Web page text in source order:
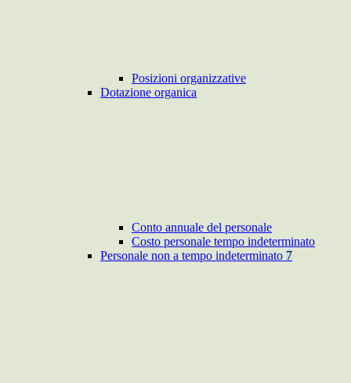
Posizioni organizzative
Dotazione organica
Conto annuale del personale
Costo personale tempo indeterminato
Personale non a tempo indeterminato 7